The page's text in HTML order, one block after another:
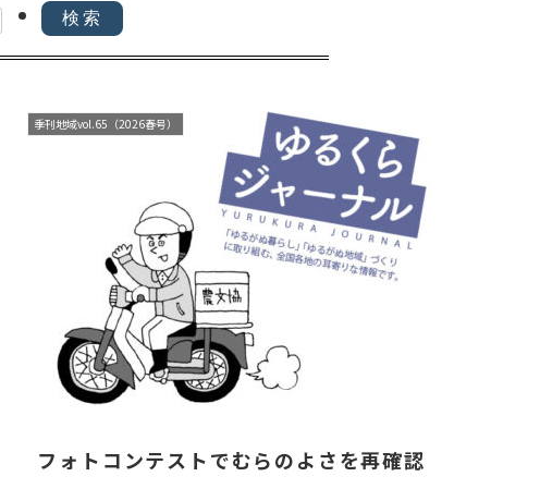
季刊地域vol.65（2026春号）
フォトコンテストでむらのよさを再確認